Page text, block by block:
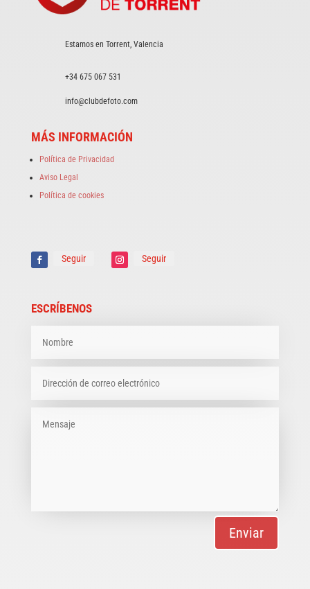
Estamos en Torrent, Valencia
+34 675 067 531
info@clubdefoto.com
MÁS INFORMACIÓN
Política de Privacidad
Aviso Legal
Política de cookies
Seguir Seguir
ESCRÍBENOS
Enviar